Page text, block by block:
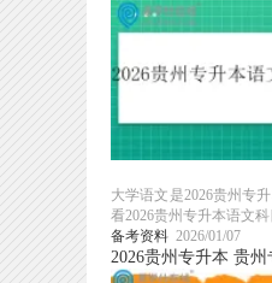
大学语文是2026贵州专
看2026贵州专升本语文
备考资料 2026/01/07
2026贵州专升本 贵州